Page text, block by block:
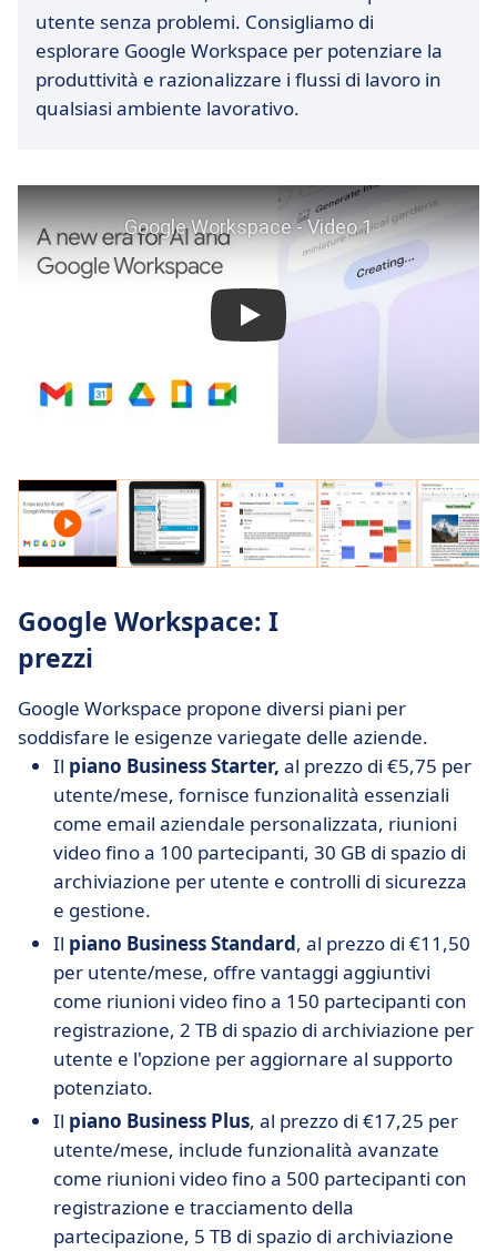
utente senza problemi. Consigliamo di
esplorare Google Workspace per potenziare la
produttività e razionalizzare i flussi di lavoro in
qualsiasi ambiente lavorativo.
Google Workspace: I
prezzi
Google Workspace propone diversi piani per
soddisfare le esigenze variegate delle aziende.
Il piano Business Starter, al prezzo di €5,75 per
utente/mese, fornisce funzionalità essenziali
come email aziendale personalizzata, riunioni
video fino a 100 partecipanti, 30 GB di spazio di
archiviazione per utente e controlli di sicurezza
e gestione.
Il piano Business Standard, al prezzo di €11,50
per utente/mese, offre vantaggi aggiuntivi
come riunioni video fino a 150 partecipanti con
registrazione, 2 TB di spazio di archiviazione per
utente e l'opzione per aggiornare al supporto
potenziato.
Il piano Business Plus, al prezzo di €17,25 per
utente/mese, include funzionalità avanzate
come riunioni video fino a 500 partecipanti con
registrazione e tracciamento della
partecipazione, 5 TB di spazio di archiviazione